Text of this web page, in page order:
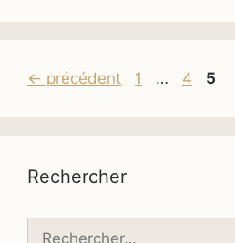
← précédent Page
1 … Page
4 Page
5
Rechercher